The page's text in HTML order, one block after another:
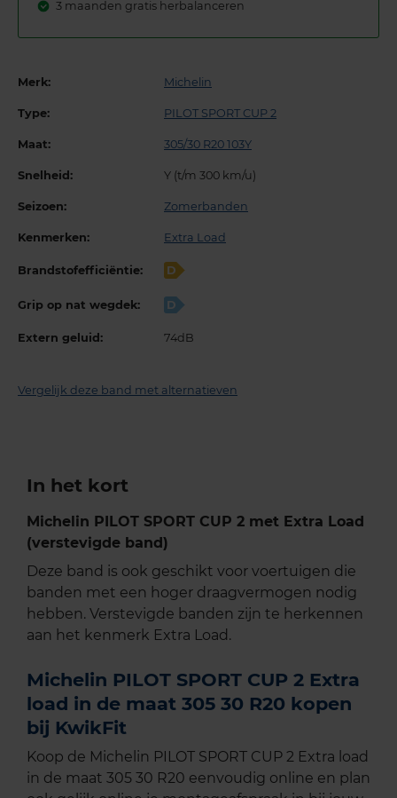
3 maanden gratis herbalanceren
Merk: Michelin
Type: PILOT SPORT CUP 2
Maat: 305/30 R20 103Y
Snelheid: Y (t/m 300 km/u)
Seizoen: Zomerbanden
Kenmerken: Extra Load
Brandstofefficiëntie: D
Grip op nat wegdek: D
Extern geluid: 74dB
Vergelijk deze band met alternatieven
In het kort
Michelin PILOT SPORT CUP 2 met Extra Load
(verstevigde band)
Deze band is ook geschikt voor voertuigen die
banden met een hoger draagvermogen nodig
hebben. Verstevigde banden zijn te herkennen
aan het kenmerk Extra Load.
Michelin PILOT SPORT CUP 2 Extra
load in de maat 305 30 R20 kopen
bij KwikFit
Koop de Michelin PILOT SPORT CUP 2 Extra load
in de maat 305 30 R20 eenvoudig online en plan